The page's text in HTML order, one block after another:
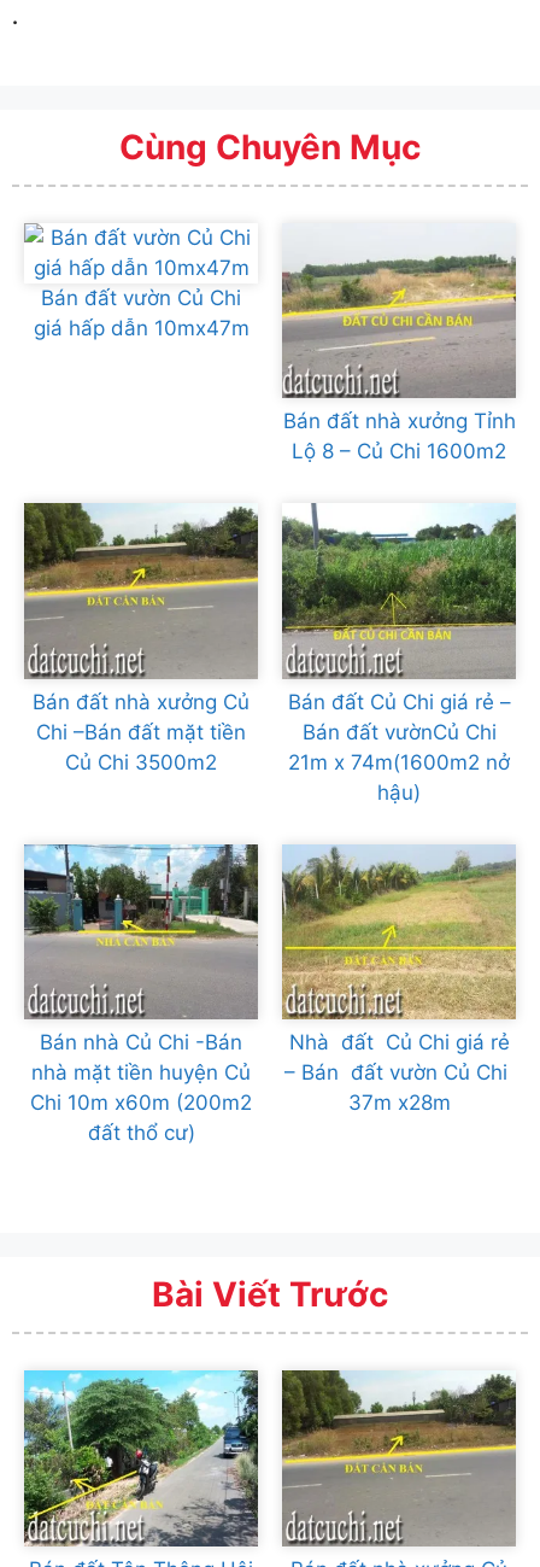
.
Cùng Chuyên Mục
Bán đất vườn Củ Chi
giá hấp dẫn 10mx47m
Bán đất nhà xưởng Tỉnh
Lộ 8 – Củ Chi 1600m2
Bán đất nhà xưởng Củ
Chi –Bán đất mặt tiền
Củ Chi 3500m2
Bán đất Củ Chi giá rẻ –
Bán đất vườnCủ Chi
21m x 74m(1600m2 nở
hậu)
Bán nhà Củ Chi -Bán
nhà mặt tiền huyện Củ
Chi 10m x60m (200m2
đất thổ cư)
Nhà đất Củ Chi giá rẻ
– Bán đất vườn Củ Chi
37m x28m
Bài Viết Trước